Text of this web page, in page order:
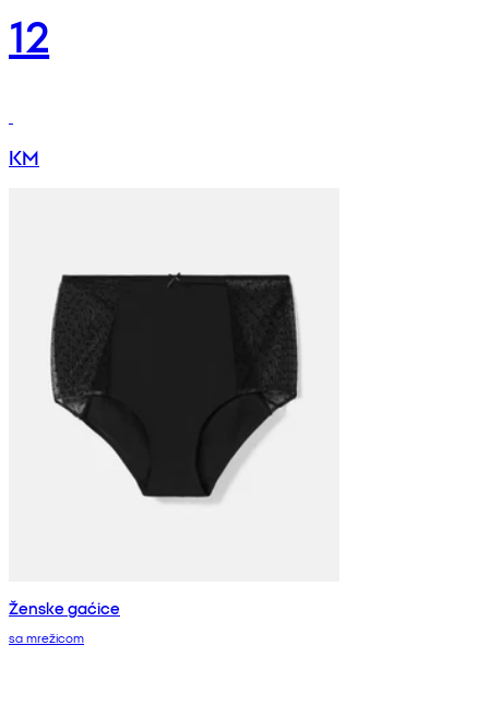
12
KM
Ženske gaćice
sa mrežicom